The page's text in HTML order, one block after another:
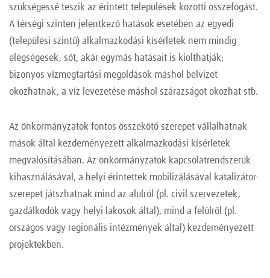
szükségessé teszik az érintett települések közötti összefogást.
A térségi szinten jelentkező hatások esetében az egyedi
(települési szintű) alkalmazkodási kísérletek nem mindig
elégségesek, sőt, akár egymás hatásait is kiolthatják:
bizonyos vízmegtartási megoldások máshol belvizet
okozhatnak, a víz levezetése máshol szárazságot okozhat stb.
Az önkormányzatok fontos összekötő szerepet vállalhatnak
mások által kezdeményezett alkalmazkodási kísérletek
megvalósításában. Az önkormányzatok kapcsolatrendszerük
kihasználásával, a helyi érintettek mobilizálásával katalizátor-
szerepet játszhatnak mind az alulról (pl. civil szervezetek,
gazdálkodók vagy helyi lakosok által), mind a felülről (pl.
országos vagy regionális intézmények által) kezdeményezett
projektekben.